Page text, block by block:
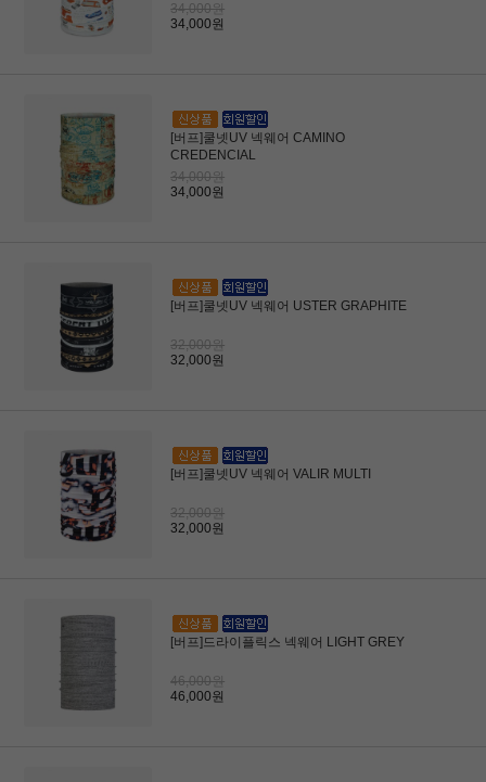
34,000원
34,000원
[버프]쿨넷UV 넥웨어 CAMINO
CREDENCIAL
34,000원
34,000원
[버프]쿨넷UV 넥웨어 USTER GRAPHITE
32,000원
32,000원
[버프]쿨넷UV 넥웨어 VALIR MULTI
32,000원
32,000원
[버프]드라이플릭스 넥웨어 LIGHT GREY
46,000원
46,000원